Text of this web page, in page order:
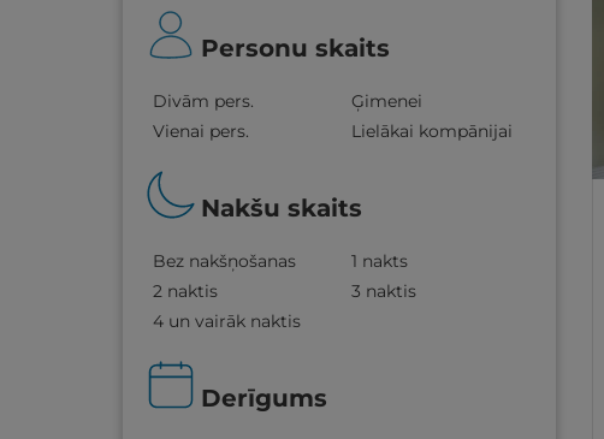
Personu skaits
Divām pers.
Ģimenei
Vienai pers.
Lielākai kompānijai
Nakšu skaits
Bez nakšņošanas
1 nakts
2 naktis
3 naktis
4 un vairāk naktis
Derīgums